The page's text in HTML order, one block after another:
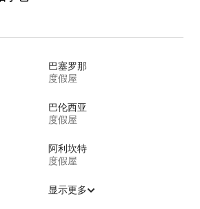
巴塞罗那
度假屋
巴伦西亚
度假屋
阿利坎特
度假屋
显示更多